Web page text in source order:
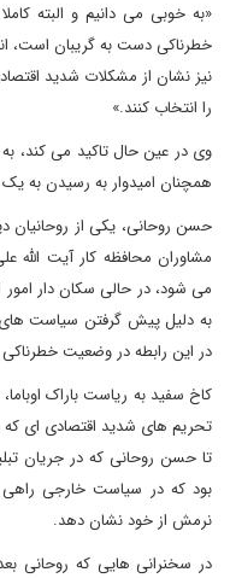
«به خوبی می دانیم و البته
خطرناکی دست به گریبان
نیز نشان از مشکلات شدید
را انتخاب کنند.»
وی در عین حال تاکید می کند،
همچنان امیدوار به رسیدن به یک
حسن روحانی، یکی از روحانیان
مشاوران محافظه کار آیت الله
می شود، در حالی سکان دار
به دلیل پیش گرفتن سیاست
در این رابطه در وضعیت خطرناکی
کاخ سفید به ریاست باراک
تحریم های شدید اقتصادی ای
تا حسن روحانی که در جریان
بود که در سیاست خارجی راهی
نرمش از خود نشان دهد.
در سخنرانی هایی که روحانی